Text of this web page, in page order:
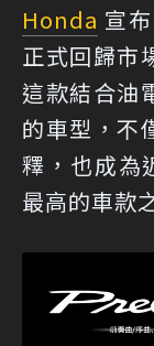
Honda 宣布
正式回歸市
這款結合油
的車型，不
釋，也成為
最高的車款